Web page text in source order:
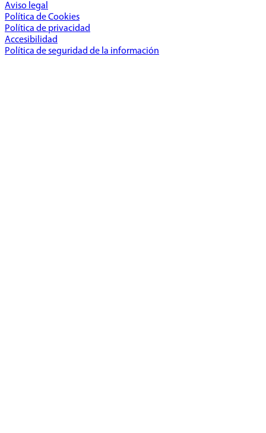
Aviso legal
Política de Cookies
Política de privacidad
Accesibilidad
Política de seguridad de la información